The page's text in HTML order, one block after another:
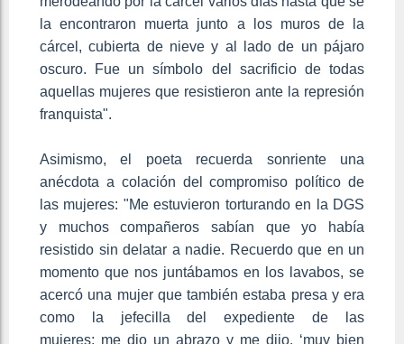
la encontraron muerta junto a los muros de la
cárcel, cubierta de nieve y al lado de un pájaro
oscuro. Fue un símbolo del sacrificio de todas
aquellas mujeres que resistieron ante la represión
franquista".
Asimismo, el poeta recuerda sonriente una
anécdota a colación del compromiso político de
las mujeres: "Me estuvieron torturando en la DGS
y muchos compañeros sabían que yo había
resistido sin delatar a nadie. Recuerdo que en un
momento que nos juntábamos en los lavabos, se
acercó una mujer que también estaba presa y era
como la jefecilla del expediente de las
mujeres; me dio un abrazo y me dijo, ‘muy bien